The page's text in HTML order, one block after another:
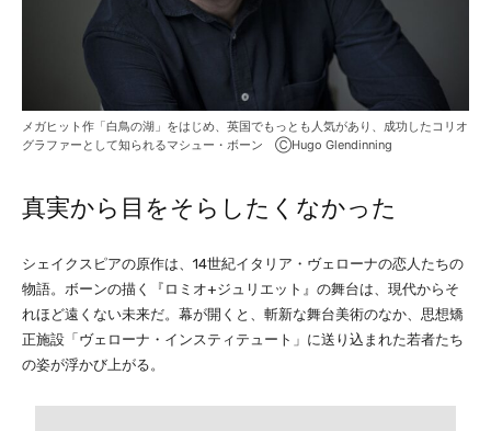
メガヒット作「白鳥の湖」をはじめ、英国でもっとも人気があり、成功したコリオ
グラファーとして知られるマシュー・ボーン ⒸHugo Glendinning
真実から目をそらしたくなかった
シェイクスピアの原作は、14世紀イタリア・ヴェローナの恋人たちの
物語。ボーンの描く『ロミオ+ジュリエット』の舞台は、現代からそ
れほど遠くない未来だ。幕が開くと、斬新な舞台美術のなか、思想矯
正施設「ヴェローナ・インスティテュート」に送り込まれた若者たち
の姿が浮かび上がる。